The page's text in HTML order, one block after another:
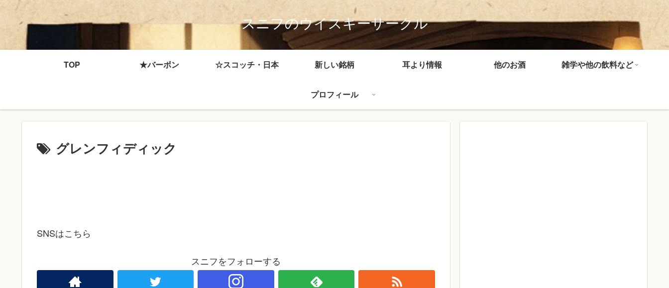
スニフのウイスキーサークル
TOP ★バーボン ☆スコッチ・日本 新しい銘柄 耳より情報 他のお酒 雑学や他の飲料など
プロフィール
グレンフィディック
SNSはこちら
スニフをフォローする